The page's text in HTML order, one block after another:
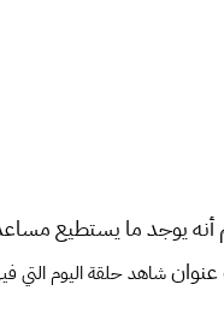
يوجد ما يستطيع
عنوان